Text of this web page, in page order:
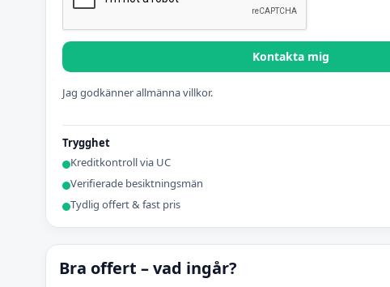
Kontakta mig
Jag godkänner allmänna villkor.
Trygghet
Kreditkontroll via UC
Verifierade besiktningsmän
Tydlig offert & fast pris
Bra offert – vad ingår?